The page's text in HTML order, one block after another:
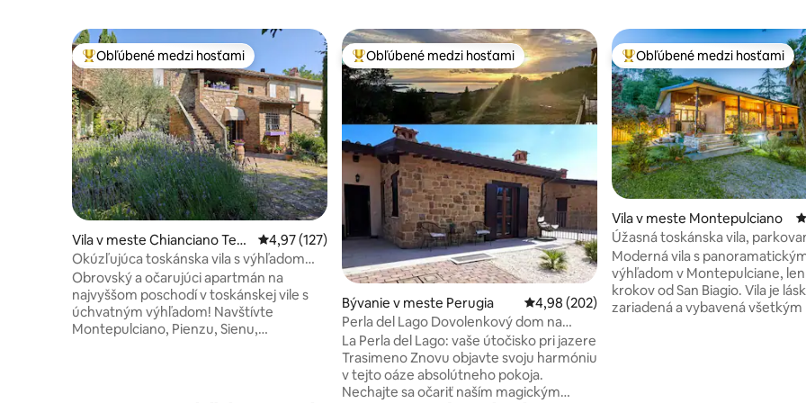
Najobľúbenejšie medzi hosťami
Obľúbené medzi hosťami
Vila v meste Chianciano Ter
me
Priemerné ohodnotenie 4,97 z 5, počet hodnotení: 127
4,97 (127)
Okúzľujúca toskánska vila s výhľadom
pre rodinu a priateľov
Obrovský a očarujúci apartmán na
najvyššom poschodí v toskánskej vile s
úchvatným výhľadom! Navštívte
Montepulciano, Pienzu, Sienu,
Najobľúbenejšie medzi hosťami
Obľúbené medzi hosťami
Bývanie v meste Perugia Priemerné ohodnotenie 4,98 z 5, počet
4,98 (202)
Perla del Lago Dovolenkový dom na
jazere Trasimeno
La Perla del Lago: vaše útočisko pri jazere
Trasimeno ​Znovu objavte svoju harmóniu
v tejto oáze absolútneho pokoja.
Nechajte sa očariť naším magickým
Najobľúbenejšie medzi hosťami
Obľúbené medzi hosťami
Vila v meste Montepulciano
Úžasná toskánska vila,
ZADARMO
Moderná vila s
výhľadom v Montepulciane,
krokov od San Biagio. Vila je láskyplne
zariadená a vybavená všetkým